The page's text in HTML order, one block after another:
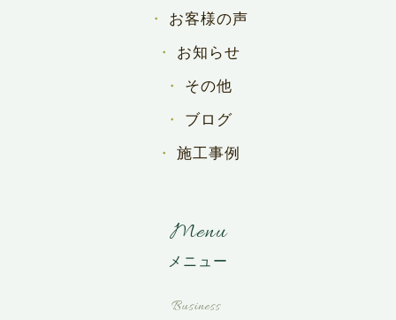
お客様の声
お知らせ
その他
ブログ
施工事例
Menu